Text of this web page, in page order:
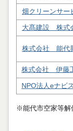
畑クリーンサ
大髙建設 株式
株式会社 能代
株式会社 伊藤
NPO法人eナビ
※能代市空家等解